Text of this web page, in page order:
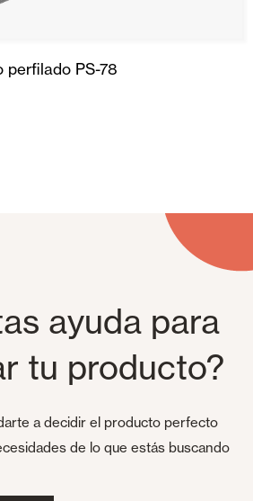
perfilado PS-78
ayuda para
tu producto?
a decidir el producto perfecto
de lo que estás buscando